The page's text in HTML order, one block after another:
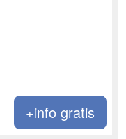
+info gratis